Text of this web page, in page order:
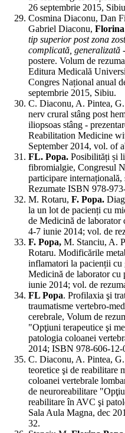
26 septembrie 2015,
Cosmina Diaconu, Dan
Gabriel Diaconu, Florina
tip superior post zona
complicată, generalizată
postere. Volum de
Editura Medicală
Congres Național anual
septembrie 2015, Sibiu.
C. Diaconu, A. Pintea,
nerv crural stâng post
iliopsoas stâng -
Reabilitation Medicine
September 2014, vol. of
FL. Popa. Posibilități și
fibromialgie, Congresul
participare
Rezumate ISBN 978-
M. Rotaru, F. Popa.
la un lot de pacienți cu
de Medicină de laborator
4-7 iunie 2014; vol. de
F. Popa, M. Stanciu, A.
Rotaru. Modificările
inflamatori la pacienții cu
Medicină de laborator cu
iunie 2014; vol. de
FL Popa. Profilaxia şi
traumatisme vertebro-
cerebrale, Volum de
"Opţiuni terapeutice şi
patologia coloanei
2014; ISBN 978-606-12-
C. Diaconu, A. Pintea,
teoretice şi de reabilitare
coloanei vertebrale
de neuroreabilitare
reabilitare în AVC şi
Sala Aula Magna, dec
32.